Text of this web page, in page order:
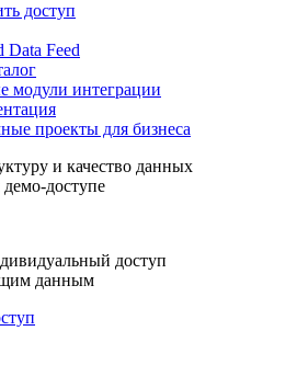
доступ
Data Feed
модули интеграции
проекты для бизнеса
и качество данных
доступе
доступ
данным